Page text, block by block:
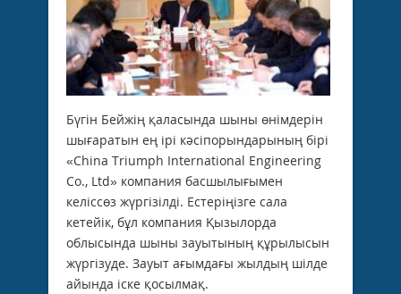
Бүгін Бейжің қаласында шыны өнімдерін
шығаратын ең ірі кәсіпорындарының бірі
«China Triumph International Engineering
Co., Ltd» компания басшылығымен
келіссөз жүргізілді. Естеріңізге сала
кетейік, бұл компания Қызылорда
облысында шыны зауытының құрылысын
жүргізуде. Зауыт ағымдағы жылдың шілде
айында іске қосылмақ.